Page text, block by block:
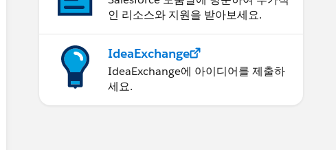
인 리소스와 지원을 받아보세요.
IdeaExchange
IdeaExchange에 아이디어를 제출하
세요.